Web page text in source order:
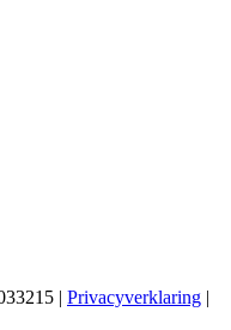
| Privacyverklaring |